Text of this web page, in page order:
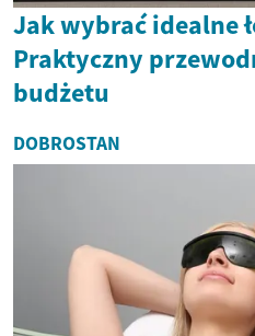
Jak wybrać idealne
Praktyczny
budżetu
DOBROSTAN